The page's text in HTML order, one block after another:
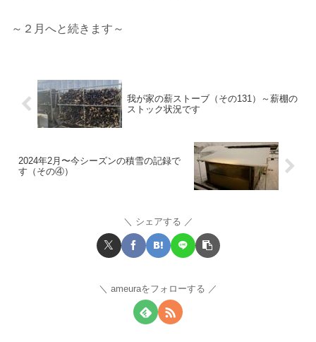
～２月へと続きます～
我が家の薪ストーブ（その131）～薪棚の
ストック状況です
2024年2月〜今シーズンの積雪の記録で
す（その④）
シェアする
ameuraをフォローする